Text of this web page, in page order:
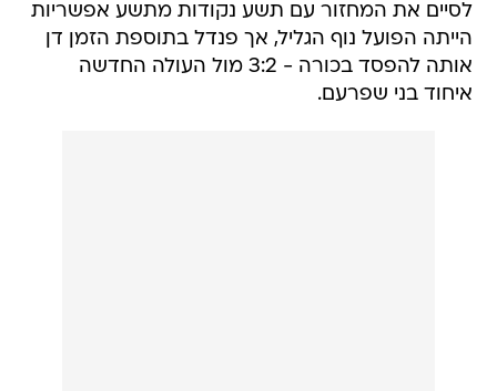
לסיים את המחזור עם תשע נקודות מתשע אפשריות
הייתה הפועל נוף הגליל, אך פנדל בתוספת הזמן דן
אותה להפסד בכורה - 3:2 מול העולה החדשה
איחוד בני שפרעם.